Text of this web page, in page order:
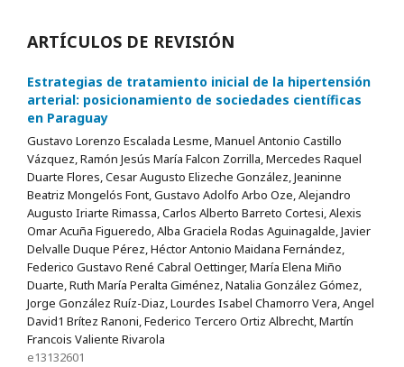
ARTÍCULOS DE REVISIÓN
Estrategias de tratamiento inicial de la hipertensión
arterial: posicionamiento de sociedades científicas
en Paraguay
Gustavo Lorenzo Escalada Lesme, Manuel Antonio Castillo
Vázquez, Ramón Jesús María Falcon Zorrilla, Mercedes Raquel
Duarte Flores, Cesar Augusto Elizeche González, Jeaninne
Beatriz Mongelós Font, Gustavo Adolfo Arbo Oze, Alejandro
Augusto Iriarte Rimassa, Carlos Alberto Barreto Cortesi, Alexis
Omar Acuña Figueredo, Alba Graciela Rodas Aguinagalde, Javier
Delvalle Duque Pérez, Héctor Antonio Maidana Fernández,
Federico Gustavo René Cabral Oettinger, María Elena Miño
Duarte, Ruth María Peralta Giménez, Natalia González Gómez,
Jorge González Ruíz-Diaz, Lourdes Isabel Chamorro Vera, Angel
David1 Brítez Ranoni, Federico Tercero Ortiz Albrecht, Martín
Francois Valiente Rivarola
e13132601